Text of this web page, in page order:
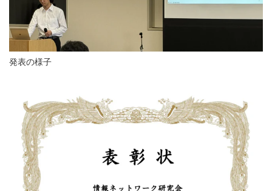
発表の様子